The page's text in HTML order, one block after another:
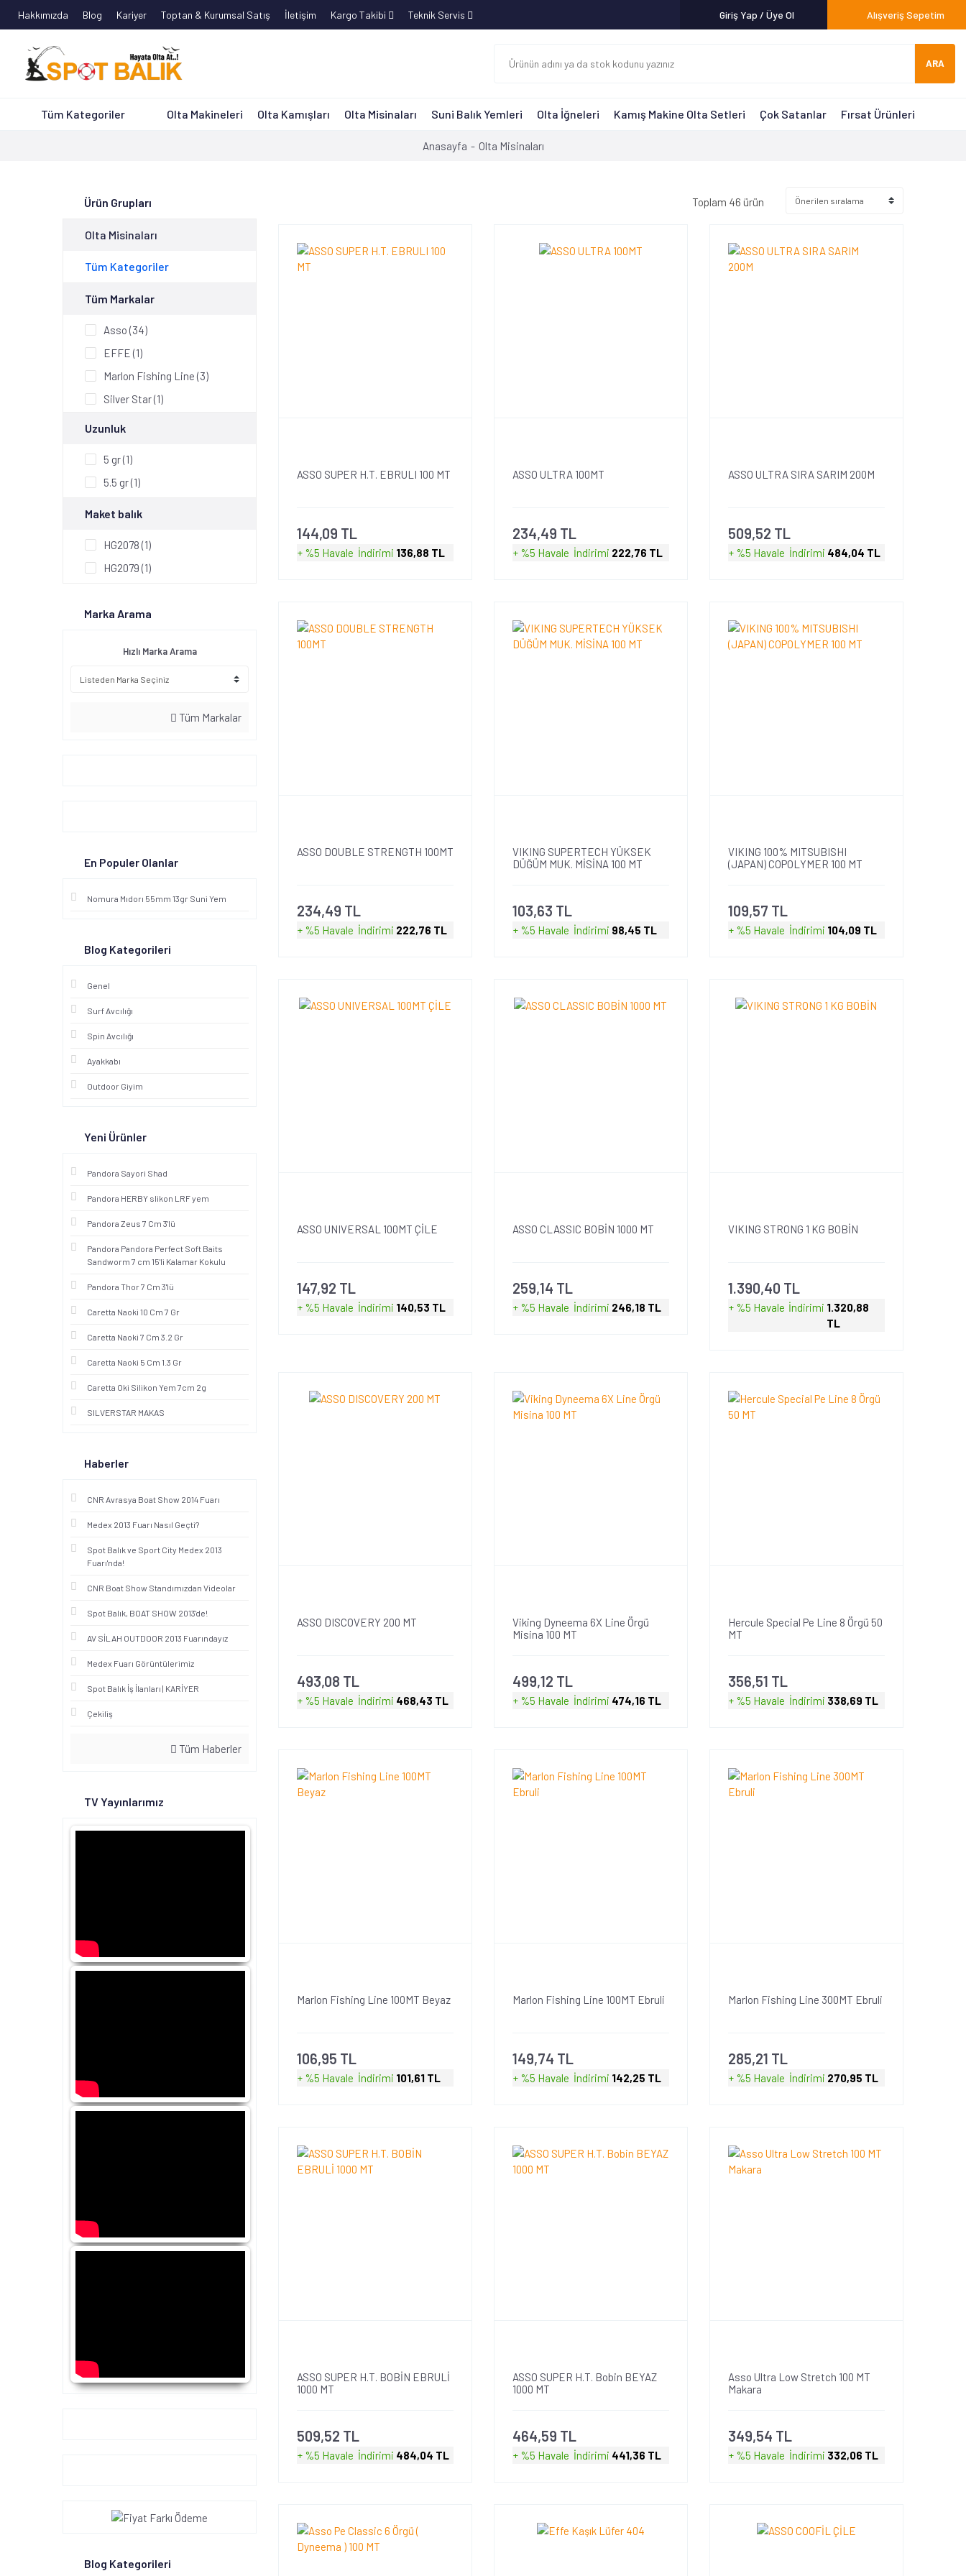
Hakkımızda Blog Kariyer Toptan & Kurumsal Satış İletişim Kargo Takibi Teknik Servis Giriş Yap / Üye Ol Alışveriş Sepetim
ARA
Tüm Kategoriler Olta Makineleri Olta Kamışları Olta Misinaları Suni Balık Yemleri Olta İğneleri Kamış Makine Olta Setleri Çok Satanlar Fırsat Ürünleri
Anasayfa Olta Misinaları
Ürün Grupları
Olta Misinaları
Tüm Kategoriler
Tüm Markalar
Asso (34)
EFFE (1)
Marlon Fishing Line (3)
Silver Star (1)
Viking (7)
Uzunluk
5 gr (1)
5.5 gr (1)
Maket balık
HG2078 (1)
HG2079 (1)
Marka Arama
Hızlı Marka Arama
Tüm Markalar
En Populer Olanlar
Nomura Mıdorı 55mm 13gr Suni Yem
Blog Kategorileri
Genel
Surf Avcılığı
Spin Avcılığı
Ayakkabı
Outdoor Giyim
Yeni Ürünler
Pandora Sayori Shad
Pandora HERBY slikon LRF yem
Pandora Zeus 7 Cm 3'lü
Pandora Pandora Perfect Soft Baits
Sandworm 7 cm 15'li Kalamar Kokulu
Pandora Thor 7 Cm 3'lü
Caretta Naoki 10 Cm 7 Gr
Caretta Naoki 7 Cm 3.2 Gr
Caretta Naoki 5 Cm 1.3 Gr
Caretta Oki Silikon Yem 7cm 2g
SILVERSTAR MAKAS
Haberler
CNR Avrasya Boat Show 2014 Fuarı
Medex 2013 Fuarı Nasıl Geçti?
Spot Balık ve Sport City Medex 2013
Fuarı'nda!
CNR Boat Show Standımızdan Videolar
Spot Balık, BOAT SHOW 2013'de!
AV SİLAH OUTDOOR 2013 Fuarındayız
Medex Fuarı Görüntülerimiz
Spot Balık İş İlanları | KARİYER
Çekiliş
Tüm Haberler
TV Yayınlarımız
Blog Kategorileri
Toplam 46 ürün
ASSO SUPER H.T. EBRULI 100 MT
144,09 TL
+ %5 Havale İndirimi 136,88 TL
ASSO ULTRA 100MT
234,49 TL
+ %5 Havale İndirimi 222,76 TL
ASSO ULTRA SIRA SARIM 200M
509,52 TL
+ %5 Havale İndirimi 484,04 TL
ASSO DOUBLE STRENGTH 100MT
234,49 TL
+ %5 Havale İndirimi 222,76 TL
VIKING SUPERTECH YÜKSEK
DÜĞÜM MUK. MİSİNA 100 MT
103,63 TL
+ %5 Havale İndirimi 98,45 TL
VIKING 100% MITSUBISHI
(JAPAN) COPOLYMER 100 MT
109,57 TL
+ %5 Havale İndirimi 104,09 TL
ASSO UNIVERSAL 100MT ÇİLE
147,92 TL
+ %5 Havale İndirimi 140,53 TL
ASSO CLASSIC BOBİN 1000 MT
259,14 TL
+ %5 Havale İndirimi 246,18 TL
VIKING STRONG 1 KG BOBİN
1.390,40 TL
+ %5 Havale İndirimi 1.320,88
TL
ASSO DISCOVERY 200 MT
493,08 TL
+ %5 Havale İndirimi 468,43 TL
Viking Dyneema 6X Line Örgü
Misina 100 MT
499,12 TL
+ %5 Havale İndirimi 474,16 TL
Hercule Special Pe Line 8 Örgü 50
MT
356,51 TL
+ %5 Havale İndirimi 338,69 TL
Marlon Fishing Line 100MT Beyaz
106,95 TL
+ %5 Havale İndirimi 101,61 TL
Marlon Fishing Line 100MT Ebruli
149,74 TL
+ %5 Havale İndirimi 142,25 TL
Marlon Fishing Line 300MT Ebruli
285,21 TL
+ %5 Havale İndirimi 270,95 TL
ASSO SUPER H.T. BOBİN EBRULİ
1000 MT
509,52 TL
+ %5 Havale İndirimi 484,04 TL
ASSO SUPER H.T. Bobin BEYAZ
1000 MT
464,59 TL
+ %5 Havale İndirimi 441,36 TL
Asso Ultra Low Stretch 100 MT
Makara
349,54 TL
+ %5 Havale İndirimi 332,06 TL